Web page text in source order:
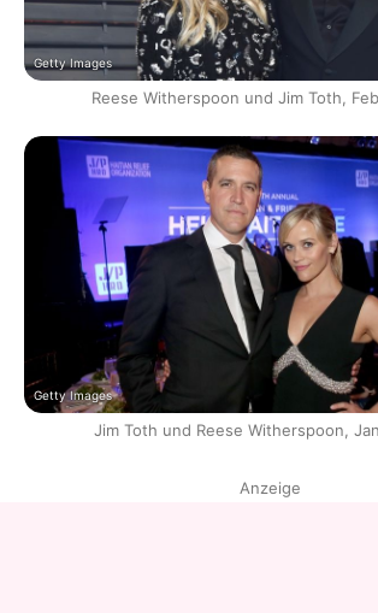
Getty Images
Reese Witherspoon und Jim Toth,
Getty Images
Jim Toth und Reese Witherspoon,
Anzeige